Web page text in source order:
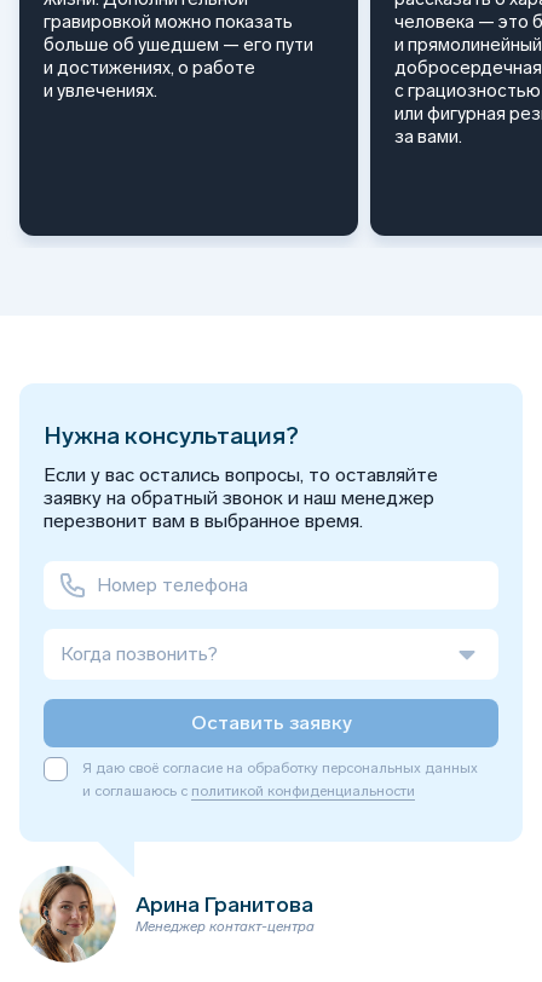
гравировкой можно показать
больше об ушедшем — его пути
и достижениях, о работе
и увлечениях.
человека — это
и
с
или фигурная
за вами.
Нужна консультация?
Если у вас остались вопросы, то оставляйте
заявку на обратный звонок и наш менеджер
перезвонит вам в выбранное время.
Когда позвонить?
Оставить заявку
Я даю своё согласие на обработку персональных данных
и соглашаюсь с политикой конфиденциальности
Арина Гранитова
Менеджер контакт-центра